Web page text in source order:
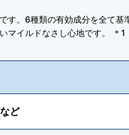
す。6種類の有効成分を全て
イルドなさし心地です。
ど